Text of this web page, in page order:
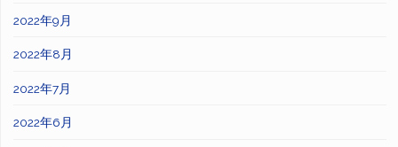
2022年9月
2022年8月
2022年7月
2022年6月